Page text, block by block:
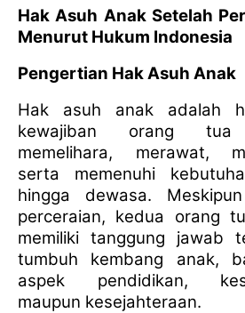
Hak Asuh Anak Setelah
Menurut Hukum Indonesia
Pengertian Hak Asuh Anak
Hak asuh anak adalah
kewajiban orang tua
memelihara, merawat,
serta memenuhi
hingga dewasa.
perceraian, kedua orang
memiliki tanggung jawab
tumbuh kembang anak,
aspek pendidikan,
maupun kesejahteraan.